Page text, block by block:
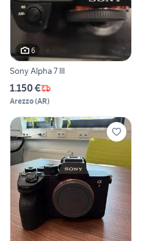
6
Sony Alpha 7 III
1.150 €
Arezzo(AR)